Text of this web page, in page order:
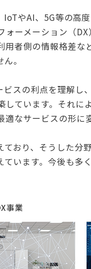
やAI、5G等の高
ーメーション（
者側の情報格差な
。
スの利点を理解し
ています。それ
なサービスの形に
おり、そうした分
います。今後も多
事業